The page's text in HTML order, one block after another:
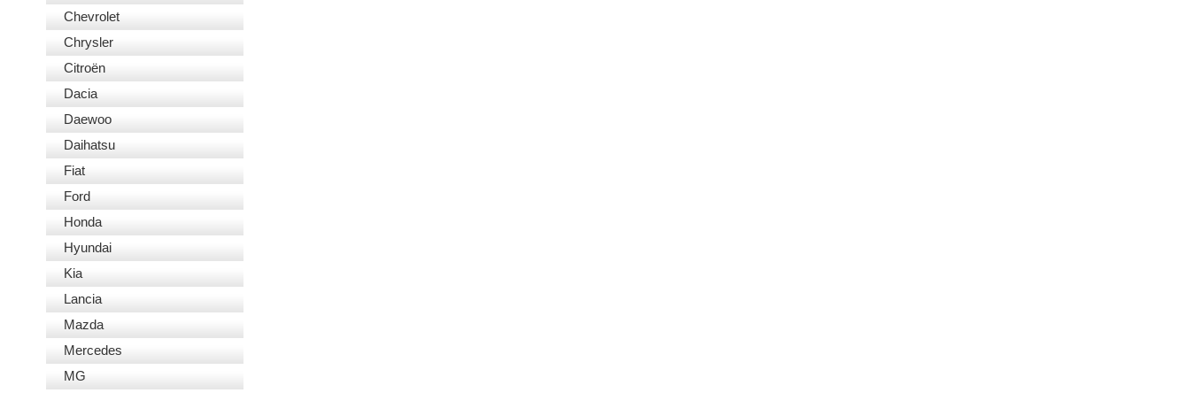
Chevrolet
Chrysler
Citroën
Dacia
Daewoo
Daihatsu
Fiat
Ford
Honda
Hyundai
Kia
Lancia
Mazda
Mercedes
MG